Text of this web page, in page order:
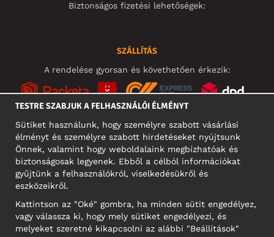
Biztonságos fizetési lehetőségek:
SZÁLLÍTÁS
A rendelése gyorsan és követhetően érkezik:
KÖZÖSSÉGI MÉDIA
Motley Denim Europe OÜ
Narva mnt 5, EE-10117 Tallinn
Reg: 12356245
TESTRE SZABJUK A FELHASZNÁLÓI ÉLMÉNYT
Sütiket használunk, hogy személyre szabott vásárlási
élményt és személyre szabott hirdetéseket nyújtsunk
Önnek, valamint hogy weboldalaink megbízhatóak és
biztonságosak legyenek. Ebből a célból információkat
gyűjtünk a felhasználókról, viselkedésükről és
eszközeikről.
Kattintson az "Oké" gombra, ha minden sütit engedélyez,
vagy válassza ki, hogy mely sütiket engedélyezi, és
melyeket szeretné kikapcsolni az alábbi "Beállítások"